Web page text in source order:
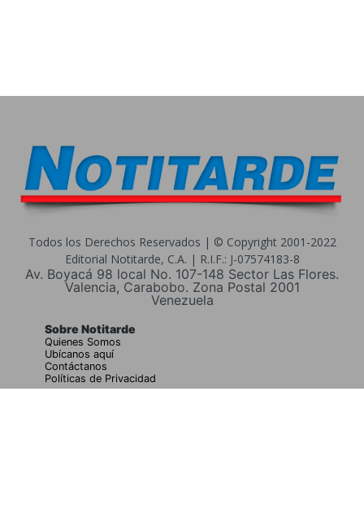
Todos los Derechos Reservados | © Copyright 2001-2022
Editorial Notitarde, C.A. | R.I.F.: J-07574183-8
Av. Boyacá 98 local No. 107-148 Sector Las Flores.
Valencia, Carabobo. Zona Postal 2001
Venezuela
Sobre Notitarde
Quienes Somos
Ubícanos aquí
Contáctanos
Políticas de Privacidad